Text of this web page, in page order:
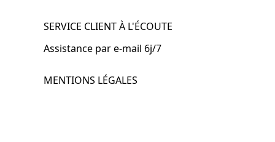
SERVICE CLIENT À L'ÉCOUTE
Assistance par e-mail 6j/7
MENTIONS LÉGALES